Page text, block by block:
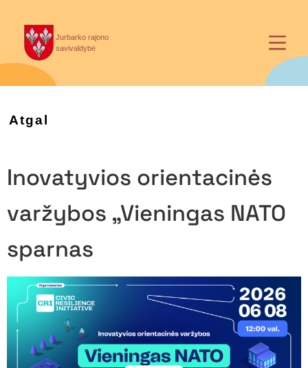
Jurbarko rajono
savivaldybė
Atgal
Inovatyvios orientacinės
varžybos „Vieningas NATO
sparnas